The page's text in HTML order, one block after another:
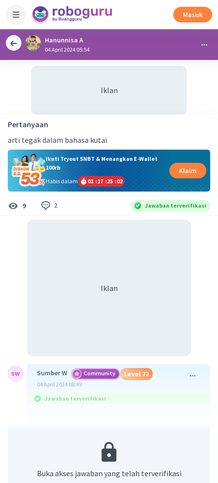
Masuk
Hanunnisa A
04 April 2024 05:54
Iklan
Pertanyaan
arti tegak dalam bahasa kutai
Ikuti Tryout SNBT & Menangkan E-Wallet
100rb
Habis dalam
01 :17 :25 :01
Klaim
9 2 Jawaban terverifikasi
Iklan
Sumber W Community Level 72
04 April 2024 08:49
Jawaban terverifikasi
Tegak (kata kerja) berarti solek; dandan
Buka akses jawaban yang telah terverifikasi